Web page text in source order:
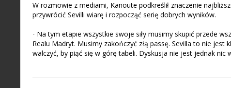
W rozmowie z mediami, Kanoute podkreślił znaczenie
przywrócić Sevilli wiarę i rozpocząć serię dobrych wyników.
- Na tym etapie wszystkie swoje siły musimy skupić przede
Realu Madryt. Musimy zakończyć złą passę. Sevilla to nie
walczyć, by piąć się w górę tabeli. Dyskusja nie jest jednak